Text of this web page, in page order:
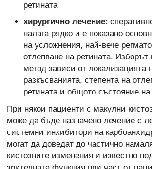
ретината
хирургично лечение:
налага рядко и е показано
на усложнения, най-вече
отлепване на ретината. Изборът
метод зависи от локализацията
разкъсванията, степента на
ретината и общото състояние на
При някои пациенти с макулни
може да бъде назначено лечение с
системни инхибитори на
могат да доведат до частично
кистозните изменения и известно